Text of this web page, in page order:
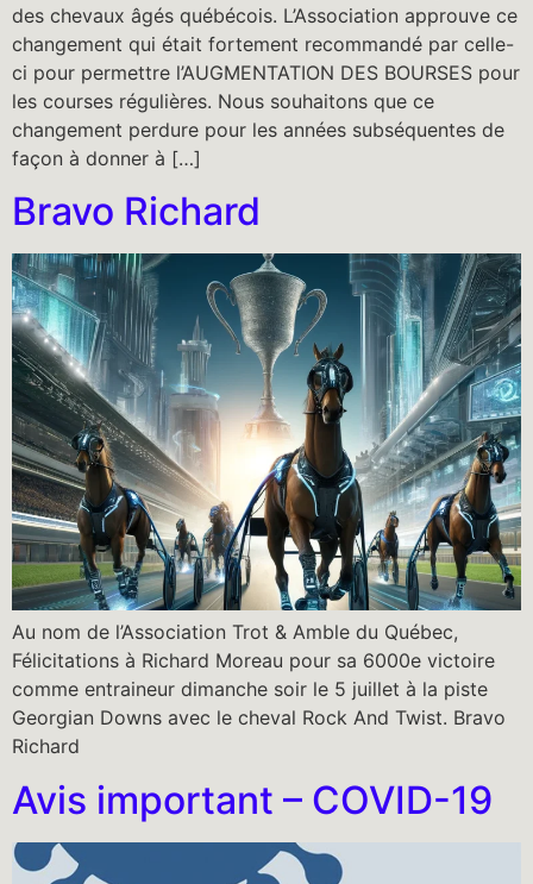
des chevaux âgés québécois. L’Association approuve ce
changement qui était fortement recommandé par celle-
ci pour permettre l’AUGMENTATION DES BOURSES pour
les courses régulières. Nous souhaitons que ce
changement perdure pour les années subséquentes de
façon à donner à […]
Bravo Richard
Au nom de l’Association Trot & Amble du Québec,
Félicitations à Richard Moreau pour sa 6000e victoire
comme entraineur dimanche soir le 5 juillet à la piste
Georgian Downs avec le cheval Rock And Twist. Bravo
Richard
Avis important – COVID-19